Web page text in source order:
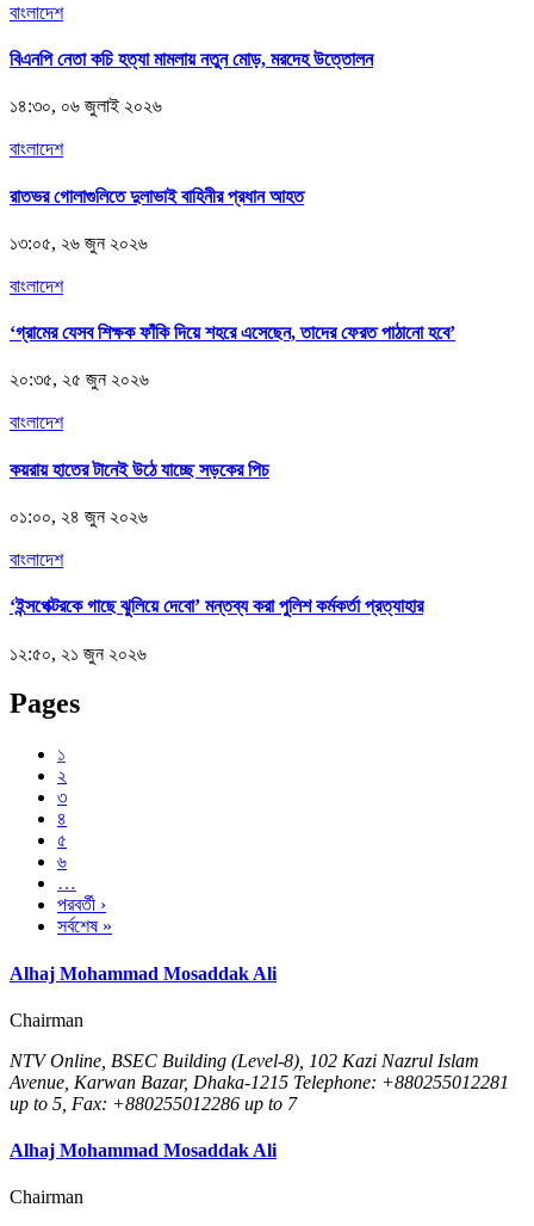
বাংলাদেশ
বিএনপি নেতা কচি হত্যা মামলায় নতুন মোড়, মরদেহ উত্তোলন
১৪:৩০, ০৬ জুলাই ২০২৬
বাংলাদেশ
রাতভর গোলাগুলিতে দুলাভাই বাহিনীর প্রধান আহত
১৩:০৫, ২৬ জুন ২০২৬
বাংলাদেশ
‘গ্রামের যেসব শিক্ষক ফাঁকি দিয়ে শহরে এসেছেন, তাদের ফেরত পাঠানো হবে’
২০:৩৫, ২৫ জুন ২০২৬
বাংলাদেশ
কয়রায় হাতের টানেই উঠে যাচ্ছে সড়কের পিচ
০১:০০, ২৪ জুন ২০২৬
বাংলাদেশ
‘ইন্সপেক্টরকে গাছে ঝুলিয়ে দেবো’ মন্তব্য করা পুলিশ কর্মকর্তা প্রত্যাহার
১২:৫০, ২১ জুন ২০২৬
Pages
১
২
৩
৪
৫
৬
…
পরবর্তী ›
সর্বশেষ »
Alhaj Mohammad Mosaddak Ali
Chairman
NTV Online, BSEC Building (Level-8), 102 Kazi Nazrul Islam
Avenue, Karwan Bazar, Dhaka-1215 Telephone: +880255012281
up to 5, Fax: +880255012286 up to 7
Alhaj Mohammad Mosaddak Ali
Chairman